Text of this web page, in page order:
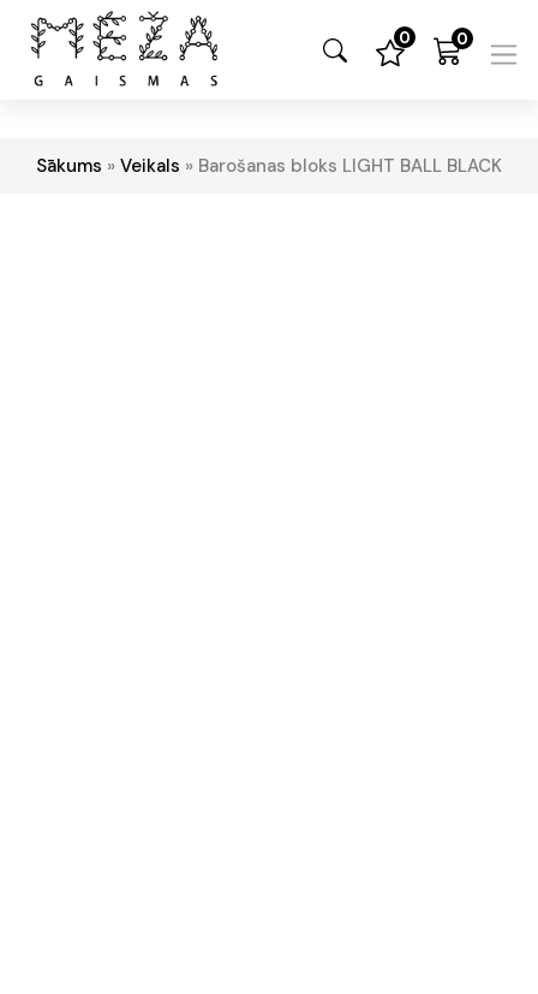
0 0
Sākums » Veikals » Barošanas bloks LIGHT BALL BLACK